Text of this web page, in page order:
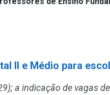
II e Médio para
a indicação de vagas